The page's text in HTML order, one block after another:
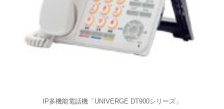
IP多機能電話機「UNIVERGE DT900シリーズ」